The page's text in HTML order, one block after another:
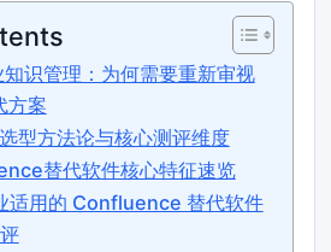
识管理：为何需要重新审视
方案
型方法论与核心测评维度
替代软件核心特征速览
适用的 Confluence 替代软件